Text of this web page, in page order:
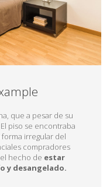
que a pesar de su
piso se encontraba
irregular del
compradores
hecho de estar
y desangelado.